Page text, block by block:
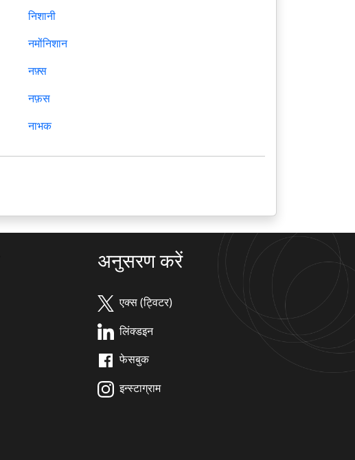
निशानी
नमोंनिशान
नफ़्स
नफ़स
नाभक
अनुसरण करें
एक्स (ट्विटर)
लिंक्डइन
फेसबुक
इन्स्टाग्राम